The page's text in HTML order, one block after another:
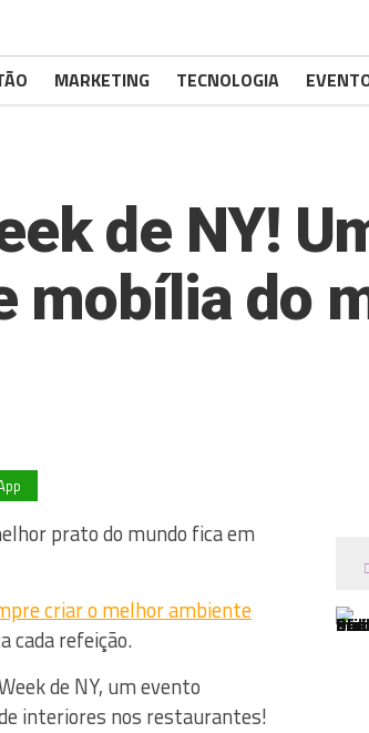
MARKETING TECNOLOGIA
de NY!
mobília do
prato do mundo fica em
criar o melhor ambiente
cada refeição.
de NY, um evento
interiores nos restaurantes!